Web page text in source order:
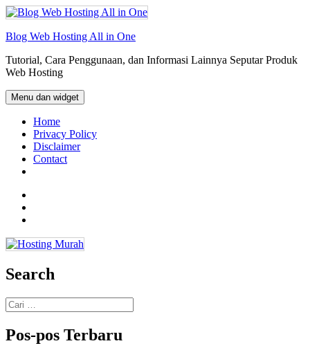
Langsung
ke
isi
Blog Web Hosting All in One
Tutorial, Cara Penggunaan, dan Informasi Lainnya Seputar Produk
Web Hosting
Menu dan widget
Home
Privacy Policy
Disclaimer
Contact
Search
Cari
untuk:
Pos-pos Terbaru